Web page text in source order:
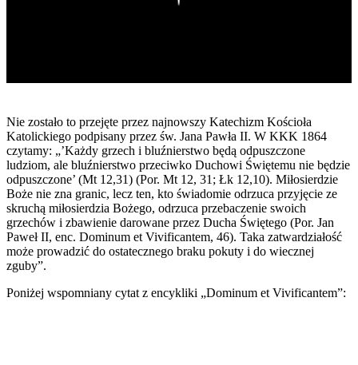
Nie zostało to przejęte przez najnowszy Katechizm Kościoła
Katolickiego podpisany przez św. Jana Pawła II. W KKK 1864
czytamy: „’Każdy grzech i bluźnierstwo będą odpuszczone
ludziom, ale bluźnierstwo przeciwko Duchowi Świętemu nie będzie
odpuszczone’ (Mt 12,31) (Por. Mt 12, 31; Łk 12,10). Miłosierdzie
Boże nie zna granic, lecz ten, kto świadomie odrzuca przyjęcie ze
skruchą miłosierdzia Bożego, odrzuca przebaczenie swoich
grzechów i zbawienie darowane przez Ducha Świętego (Por. Jan
Paweł II, enc. Dominum et Vivificantem, 46). Taka zatwardziałość
może prowadzić do ostatecznego braku pokuty i do wiecznej
zguby”.
Poniżej wspomniany cytat z encykliki „Dominum et Vivificantem”: